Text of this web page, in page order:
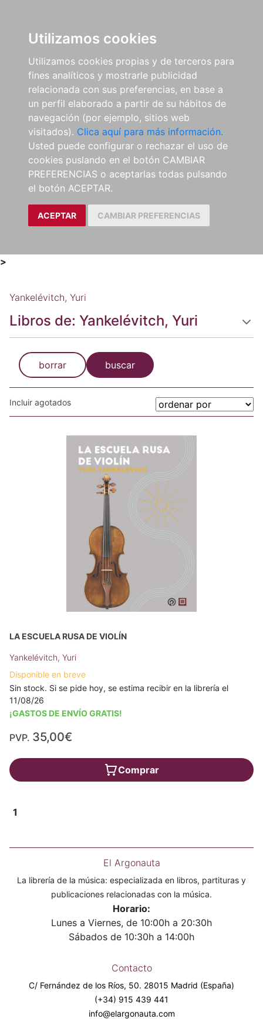
Utilizamos cookies
Utilizamos cookies propias y de terceros para
fines analíticos y mostrarle publicidad
relacionada con sus preferencias, en base a
un perfil elaborado a partir de su hábitos de
navegación (por ejemplo, sitios web
visitados). Clica aquí para más información.
Usted puede configurar o rechazar el uso de
cookies puslando en el botón CAMBIAR
PREFERENCIAS o aceptarlas todas pulsando
el botón ACEPTAR.
ACEPTAR CAMBIAR PREFERENCIAS
>
Yankelévitch, Yuri
Libros de: Yankelévitch, Yuri
borrar buscar
Incluir agotados
LA ESCUELA RUSA DE VIOLÍN
Yankelévitch, Yuri
Disponible en breve
Sin stock. Si se pide hoy, se estima recibir en la librería el
11/08/26
¡GASTOS DE ENVÍO GRATIS!
PVP. 35,00€
Comprar
1
El Argonauta
La librería de la música: especializada en libros, partituras y
publicaciones relacionadas con la música.
Horario:
Lunes a Viernes, de 10:00h a 20:30h
Sábados de 10:30h a 14:00h
Contacto
C/ Fernández de los Ríos, 50. 28015 Madrid (España)
(+34) 915 439 441
info@elargonauta.com